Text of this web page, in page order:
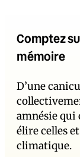
Comptez
mémoire
D’une
amnésie qui
élire celles
climatique.